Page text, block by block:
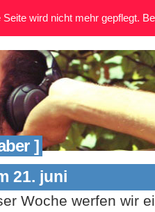
]
21. juni
Woche werfen wir
Seite wird nicht mehr gepflegt.